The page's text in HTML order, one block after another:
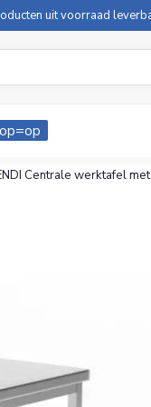
uit voorraad
Centrale werktafel